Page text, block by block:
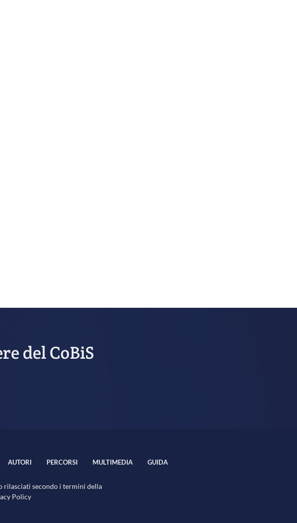
del CoBiS
AUTORI PERCORSI MULTIMEDIA GUIDA
rilasciati secondo i termini della
Policy